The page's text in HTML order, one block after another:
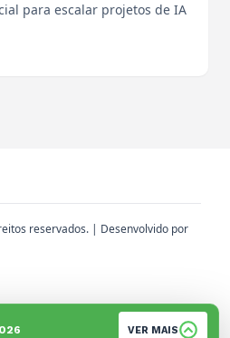
para escalar projetos de IA
reservados. | Desenvolvido por
VER MAIS